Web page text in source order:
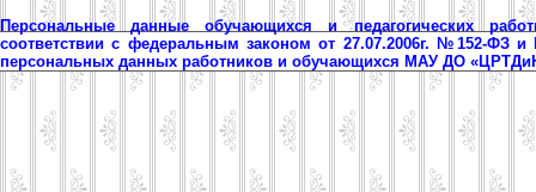
Персональные данные обучающихся и педагогических
соответствии с федеральным законом от 27.07.2006г. №152-ФЗ
персональных данных работников и обучающихся МАУ ДО